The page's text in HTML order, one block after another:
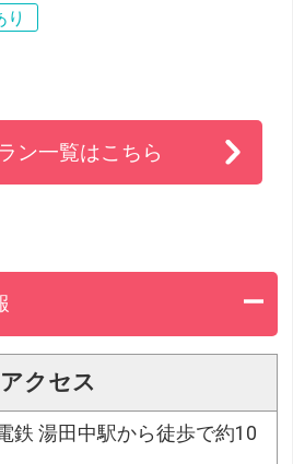
り
ン一覧はこちら
アクセス
鉄 湯田中駅から徒歩で約10